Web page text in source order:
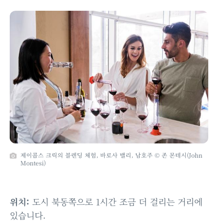
제이콥스 크릭의 블렌딩 체험, 바로사 밸리, 남호주 © 존 몬테시(John
Montesi)
위치: 도시 북동쪽으로 1시간 조금 더 걸리는 거리에
있습니다.